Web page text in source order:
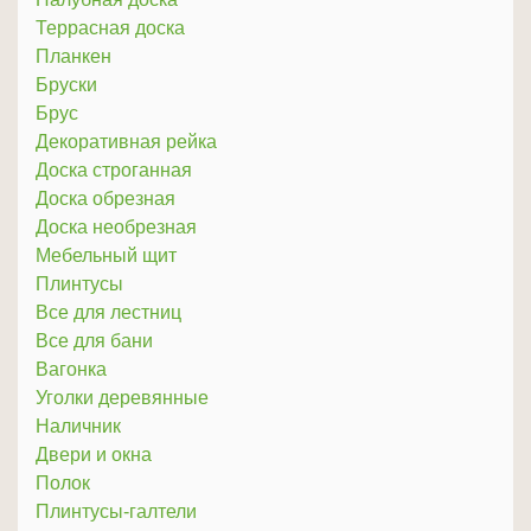
Террасная доска
Планкен
Бруски
Брус
Декоративная рейка
Доска строганная
Доска обрезная
Доска необрезная
Мебельный щит
Плинтусы
Все для лестниц
Все для бани
Вагонка
Уголки деревянные
Наличник
Двери и окна
Полок
Плинтусы-галтели